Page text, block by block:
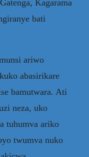
Kagarama
bati
ariwo
abasirikare
bamutwara. Ati
neza, uko
tuhumva ariko
twumva nuko